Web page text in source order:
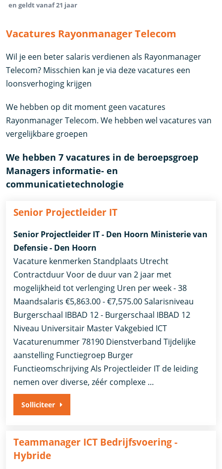
en geldt vanaf 21 jaar
Vacatures Rayonmanager Telecom
Wil je een beter salaris verdienen als Rayonmanager
Telecom? Misschien kan je via deze vacatures een
loonsverhoging krijgen
We hebben op dit moment geen vacatures
Rayonmanager Telecom. We hebben wel vacatures van
vergelijkbare groepen
We hebben 7 vacatures in de beroepsgroep
Managers informatie- en
communicatietechnologie
Senior Projectleider IT
Senior Projectleider IT - Den Hoorn Ministerie van
Defensie - Den Hoorn
Vacature kenmerken Standplaats Utrecht
Contractduur Voor de duur van 2 jaar met
mogelijkheid tot verlenging Uren per week - 38
Maandsalaris €5,863.00 - €7,575.00 Salarisniveau
Burgerschaal IBBAD 12 - Burgerschaal IBBAD 12
Niveau Universitair Master Vakgebied ICT
Vacaturenummer 78190 Dienstverband ​Tijdelijke
aanstelling​ Functiegroep Burger
Functieomschrijving Als Projectleider IT de leiding
nemen over diverse, zéér complexe …
Solliciteer
Teammanager ICT Bedrijfsvoering -
Hybride